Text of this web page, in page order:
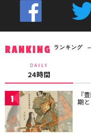
RANKING ランキング
DAILY
24時間
1 『
期